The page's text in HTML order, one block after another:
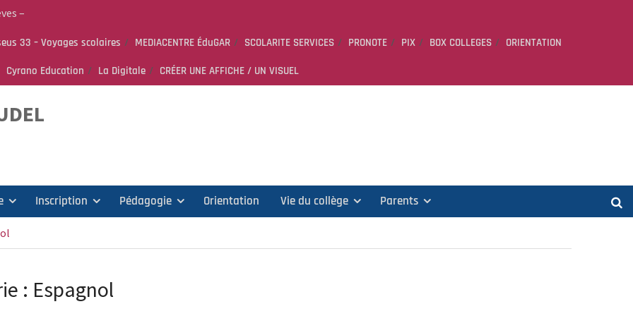
–
33 – Voyages scolaires MEDIACENTRE ÉduGAR SCOLARITE SERVICES PRONOTE PIX BOX COLLEGES ORIENTATION
Cyrano Education La Digitale CRÉER UNE AFFICHE / UN VISUEL
Inscription Pédagogie Orientation Vie du collège Parents
: Espagnol